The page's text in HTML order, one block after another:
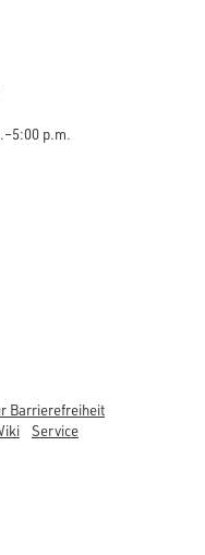
p.m.
Barrierefreiheit
Service